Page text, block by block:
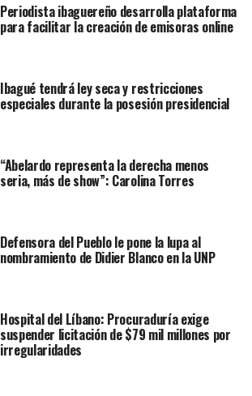
Periodista ibaguereño desarrolla plataforma
para facilitar la creación de emisoras online
Ibagué tendrá ley seca y restricciones
especiales durante la posesión presidencial
“Abelardo representa la derecha menos
seria, más de show”: Carolina Torres
Defensora del Pueblo le pone la lupa al
nombramiento de Didier Blanco en la UNP
Hospital del Líbano: Procuraduría exige
suspender licitación de $79 mil millones por
irregularidades